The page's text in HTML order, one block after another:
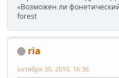
«Возможен ли
forest
ria
октября 30, 2010, 16:36